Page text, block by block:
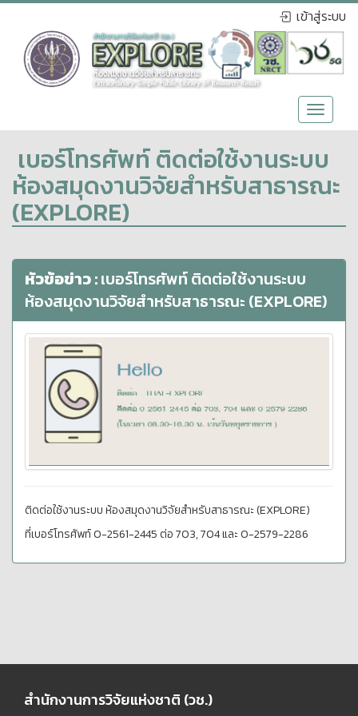
เข้าสู่ระบบ
Toggle
เบอร์โทรศัพท์ ติดต่อใช้งานระบบ
ห้องสมุดงานวิจัยสำหรับสาธารณะ
(EXPLORE)
หัวข้อข่าว :เบอร์โทรศัพท์ ติดต่อใช้งานระบบ
ห้องสมุดงานวิจัยสำหรับสาธารณะ (EXPLORE)
ติดต่อใช้งานระบบ ห้องสมุดงานวิจัยสำหรับสาธารณะ (EXPLORE)
ที่เบอร์โทรศัพท์ 0-2561-2445 ต่อ 703, 704 และ 0-2579-2286
สำนักงานการวิจัยแห่งชาติ (วช.)